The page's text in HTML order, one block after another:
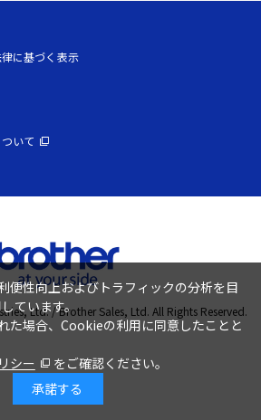
に基づく表示
いて
Ltd. / Brother Sales, Ltd. All Rights Reserved.
便性向上およびトラフィックの分析を目
ています。
た場合、Cookieの利用に同意したことと
シー
をご確認ください。
承諾する